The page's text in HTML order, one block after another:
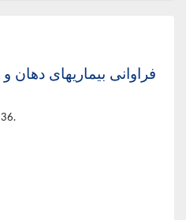
فراوانی بیماریهای دهان